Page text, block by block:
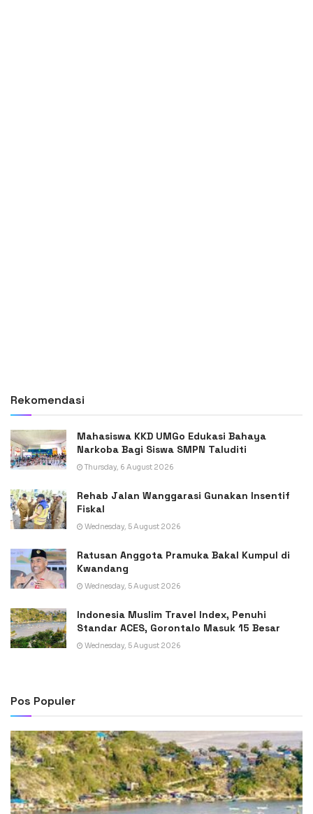
Rekomendasi
Mahasiswa KKD UMGo Edukasi Bahaya
Narkoba Bagi Siswa SMPN Taluditi
Thursday, 6 August 2026
Rehab Jalan Wanggarasi Gunakan Insentif
Fiskal
Wednesday, 5 August 2026
Ratusan Anggota Pramuka Bakal Kumpul di
Kwandang
Wednesday, 5 August 2026
Indonesia Muslim Travel Index, Penuhi
Standar ACES, Gorontalo Masuk 15 Besar
Wednesday, 5 August 2026
Pos Populer